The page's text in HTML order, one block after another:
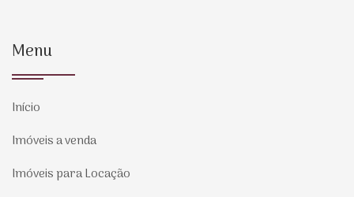
Menu
Início
Imóveis a venda
Imóveis para Locação